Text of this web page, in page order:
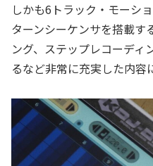
しかも6トラック・モーシ
ターンシーケンサを搭載す
ング、ステップレコーディ
るなど非常に充実した内容